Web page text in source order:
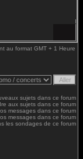
au format GMT + 1 Heure
sujets dans ce forum
aux sujets dans ce forum
messages dans ce forum
messages dans ce forum
les sondages de ce forum